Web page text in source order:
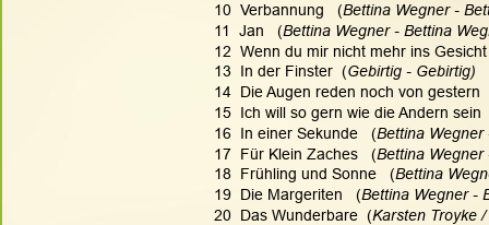
10  Verbannung   (Bettina Wegner -
11  Jan   (Bettina Wegner - Bettina
12  Wenn du mir nicht mehr ins
13  In der Finster  (Gebirtig - Gebirtig)
14  Die Augen reden noch von gestern
15  Ich will so gern wie die Andern sein
16  In einer Sekunde   (Bettina
17  Für Klein Zaches   (Bettina
18  Frühling und Sonne   (Bettina
19  Die Margeriten   (Bettina Wegner -
20  Das Wunderbare  (Karsten Troyke